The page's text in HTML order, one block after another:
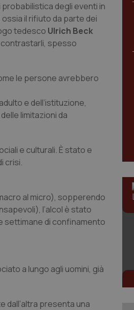
probabilistica degli eventi in
il rifiuto da parte dei
tedesco Ulrich Beck
contrastarli, spesso
le persone avrebbero
e dell’istituzione,
limitazioni da
e culturali. È stato e
crisi.
al micro), sopperendo
l’alcol è stato
settimane di confinamento
a lungo agli uomini, già
dall’altra presenta una